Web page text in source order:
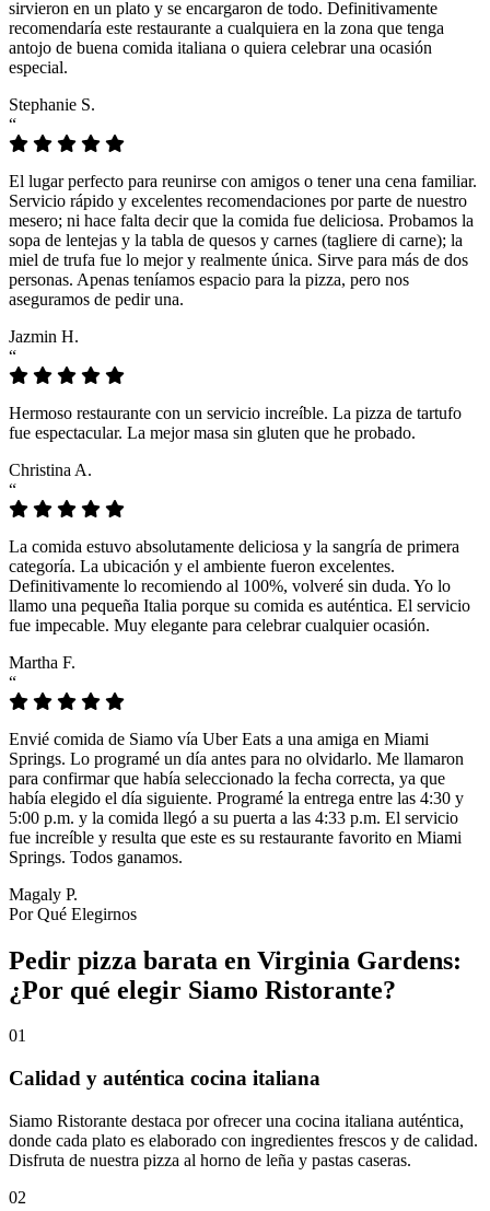
sirvieron en un plato y se encargaron de todo. Definitivamente
recomendaría este restaurante a cualquiera en la zona que tenga
antojo de buena comida italiana o quiera celebrar una ocasión
especial.
Stephanie S.
“
El lugar perfecto para reunirse con amigos o tener una cena familiar.
Servicio rápido y excelentes recomendaciones por parte de nuestro
mesero; ni hace falta decir que la comida fue deliciosa. Probamos la
sopa de lentejas y la tabla de quesos y carnes (tagliere di carne); la
miel de trufa fue lo mejor y realmente única. Sirve para más de dos
personas. Apenas teníamos espacio para la pizza, pero nos
aseguramos de pedir una.
Jazmin H.
“
Hermoso restaurante con un servicio increíble. La pizza de tartufo
fue espectacular. La mejor masa sin gluten que he probado.
Christina A.
“
La comida estuvo absolutamente deliciosa y la sangría de primera
categoría. La ubicación y el ambiente fueron excelentes.
Definitivamente lo recomiendo al 100%, volveré sin duda. Yo lo
llamo una pequeña Italia porque su comida es auténtica. El servicio
fue impecable. Muy elegante para celebrar cualquier ocasión.
Martha F.
“
Envié comida de Siamo vía Uber Eats a una amiga en Miami
Springs. Lo programé un día antes para no olvidarlo. Me llamaron
para confirmar que había seleccionado la fecha correcta, ya que
había elegido el día siguiente. Programé la entrega entre las 4:30 y
5:00 p.m. y la comida llegó a su puerta a las 4:33 p.m. El servicio
fue increíble y resulta que este es su restaurante favorito en Miami
Springs. Todos ganamos.
Magaly P.
Por Qué Elegirnos
Pedir pizza barata en Virginia Gardens:
¿Por qué elegir Siamo Ristorante?
01
Calidad y auténtica cocina italiana
Siamo Ristorante destaca por ofrecer una cocina italiana auténtica,
donde cada plato es elaborado con ingredientes frescos y de calidad.
Disfruta de nuestra pizza al horno de leña y pastas caseras.
02